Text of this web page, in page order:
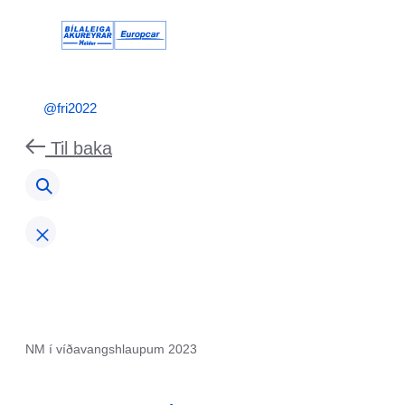
@fri2022
Til baka
NM í víðavangshlaupum 2023